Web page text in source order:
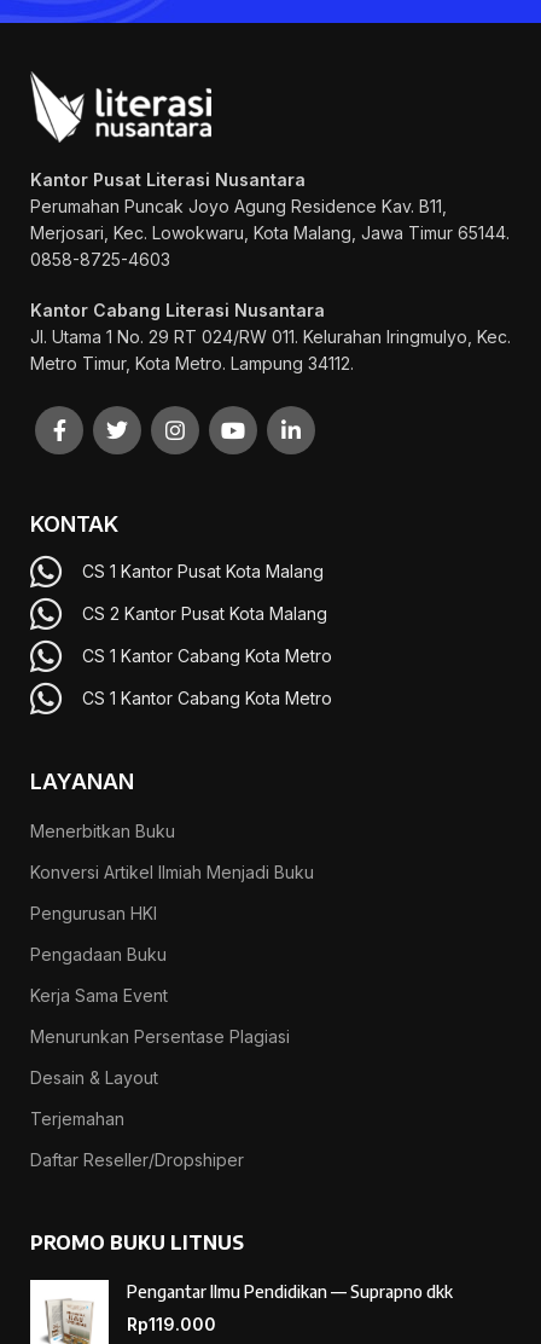
Kantor Pusat Literasi Nusantara
Perumahan Puncak Joyo Agung Residence Kav. B11,
Merjosari, Kec. Lowokwaru, Kota Malang, Jawa Timur 65144.
0858-8725-4603
Kantor Cabang Literasi Nusantara
Jl. Utama 1 No. 29 RT 024/RW 011. Kelurahan Iringmulyo, Kec.
Metro Timur, Kota Metro. Lampung 34112.
KONTAK
CS 1 Kantor Pusat Kota Malang
CS 2 Kantor Pusat Kota Malang
CS 1 Kantor Cabang Kota Metro
CS 1 Kantor Cabang Kota Metro
LAYANAN
Menerbitkan Buku
Konversi Artikel Ilmiah Menjadi Buku
Pengurusan HKI
Pengadaan Buku
Kerja Sama Event
Menurunkan Persentase Plagiasi
Desain & Layout
Terjemahan
Daftar Reseller/Dropshiper
PROMO BUKU LITNUS
Pengantar Ilmu Pendidikan — Suprapno dkk
Rp119.000